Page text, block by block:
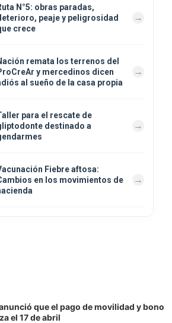
N°5: obras paradas,
peaje y peligrosidad
crece
remata los terrenos del
y mercedinos dicen
al sueño de la casa propia
para el rescate de
destinado a
Fiebre aftosa:
en los movimientos de
que el pago de movilidad y bono
el 17 de abril